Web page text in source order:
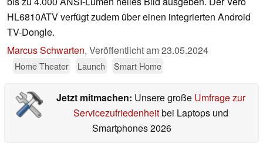
HL6810ATV verfügt zudem über einen integrierten Android
TV-Dongle.
Marcus Schwarten, Veröffentlicht am23.05.2024
Home Theater Launch Smart Home
Jetzt mitmachen: Unsere große Umfrage zur
Servicezufriedenheitbei Laptops und
Smartphones 2026